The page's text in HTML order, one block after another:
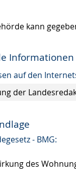
kann
Informationen
auf den
der
- BMG:
des